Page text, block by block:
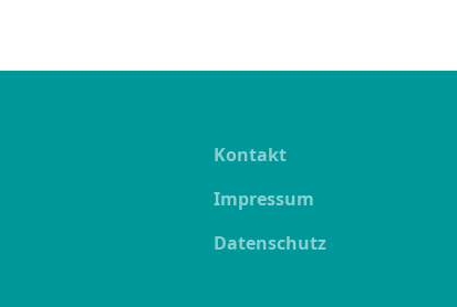
Kontakt
Impressum
Datenschutz